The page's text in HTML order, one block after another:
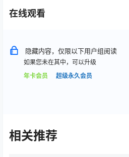
在线观看
隐藏内容，仅限以下用户组阅读
如果您未在其中，可以升级
年卡会员
超级永久会员
相关推荐